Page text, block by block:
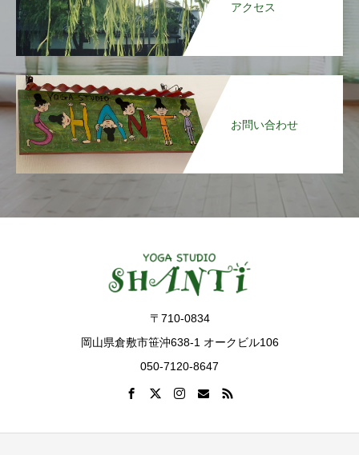
アクセス
お問い合わせ
〒710-0834
岡山県倉敷市笹沖638-1 オークビル106
050-7120-8647